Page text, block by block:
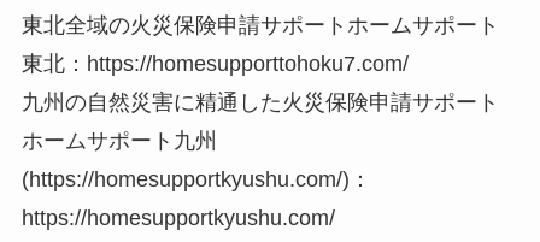
東北全域の火災保険申請サポートホームサポート
東北：https://homesupporttohoku7.com/
九州の自然災害に精通した火災保険申請サポート
ホームサポート九州
(https://homesupportkyushu.com/)：
https://homesupportkyushu.com/